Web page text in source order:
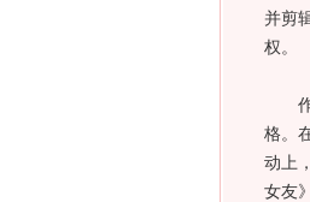
并剪
权。
作
格。
动上
女友